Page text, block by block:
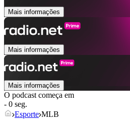
Mais informações
Mais informações
Mais informações
O podcast começa em
- 0 seg.
Esporte MLB